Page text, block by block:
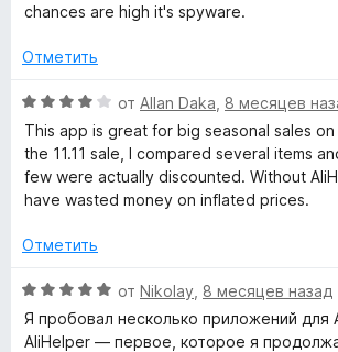
к
в
п
о
к
у
н
н
1
и
з
5
chances are high it's spyware.
Отметить
О
ц
е
н
е
о
а
4
и
от Allan Daka 8 месяцев
This app is great for big seasonal sales on
the 11.11 sale, I compared several items
few were actually discounted. Without
have wasted money on inflated prices.
Отметить
О
ц
е
от Nikolay 8 месяцев назад
Я пробовал несколько приложений для
AliHelper — первое, которое я